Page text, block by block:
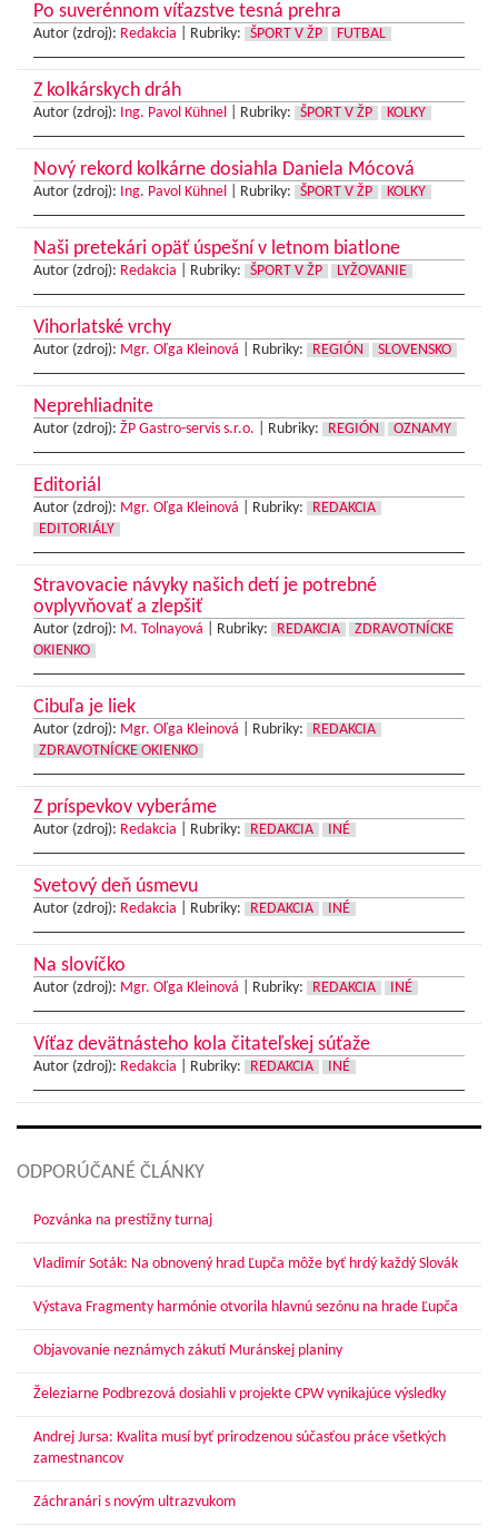
Po suverénnom víťazstve tesná prehra
Autor (zdroj): Redakcia Rubriky: ŠPORT V ŽP FUTBAL
Z kolkárskych dráh
Autor (zdroj): Ing. Pavol Kühnel Rubriky: ŠPORT V ŽP KOLKY
Nový rekord kolkárne dosiahla Daniela Mócová
Autor (zdroj): Ing. Pavol Kühnel Rubriky: ŠPORT V ŽP KOLKY
Naši pretekári opäť úspešní v letnom biatlone
Autor (zdroj): Redakcia Rubriky: ŠPORT V ŽP LYŽOVANIE
Vihorlatské vrchy
Autor (zdroj): Mgr. Oľga Kleinová Rubriky: REGIÓN SLOVENSKO
Neprehliadnite
Autor (zdroj): ŽP Gastro-servis s.r.o. Rubriky: REGIÓN OZNAMY
Editoriál
Autor (zdroj): Mgr. Oľga Kleinová Rubriky:
REDAKCIA
EDITORIÁLY
Stravovacie návyky našich detí je potrebné
ovplyvňovať a zlepšiť
Autor (zdroj): M. Tolnayová Rubriky: REDAKCIA
ZDRAVOTNÍCKE
OKIENKO
Cibuľa je liek
Autor (zdroj): Mgr. Oľga Kleinová Rubriky:
REDAKCIA
ZDRAVOTNÍCKE OKIENKO
Z príspevkov vyberáme
Autor (zdroj): Redakcia Rubriky: REDAKCIA INÉ
Svetový deň úsmevu
Autor (zdroj): Redakcia Rubriky: REDAKCIA INÉ
Na slovíčko
Autor (zdroj): Mgr. Oľga Kleinová Rubriky: REDAKCIA INÉ
Víťaz devätnásteho kola čitateľskej súťaže
Autor (zdroj): Redakcia Rubriky: REDAKCIA INÉ
ODPORÚČANÉ ČLÁNKY
Pozvánka na prestížny turnaj
Vladimír Soták: Na obnovený hrad Ľupča môže byť hrdý každý Slovák
Výstava Fragmenty harmónie otvorila hlavnú sezónu na hrade Ľupča
Objavovanie neznámych zákutí Muránskej planiny
Železiarne Podbrezová dosiahli v projekte CPW vynikajúce výsledky
Andrej Jursa: Kvalita musí byť prirodzenou súčasťou práce všetkých
zamestnancov
Záchranári s novým ultrazvukom